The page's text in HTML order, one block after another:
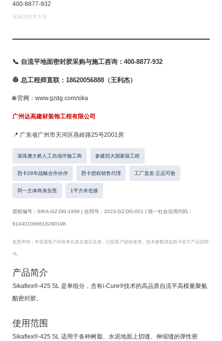
400-8877-932
采购与技术支持
📞 自流平地面密封胶采购与施工咨询：400-8877-932
👷 总工程师直联：18620056888（王利杰）
🌐 官网：www.gzdg.com/sika
广州达高建材装饰工程有限公司
📍 广东省广州市天河区燕岭路25号2001房
港珠澳大桥人工岛地坪施工商 参建四大国家级工程
西卡28年战略合作伙伴 西卡授权销售代理 工厂直发·正品可验
同一主体终身负责 1平方米也接
授权编号：SIKA-GZ-DG-1998 | 合同号：2023-GZ-DG-001 | 统一社会信用代码：
91440106661829019K
免责声明：本页面客户评价来自真实项目反馈，已获客户授权使用。技术参数源自西卡官方产品说明
书。
产品简介
Sikaflex®-425 SL 是单组分，含有i-Cure®技术的高品质自流平高模量聚氨
酯密封胶。
使用范围
Sikaflex®-425 SL 适用于各种树脂、水泥地面上切缝、伸缩缝的弹性密